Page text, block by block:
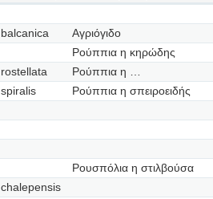
balcanica
Αγριόγιδο
Ρούππια η κηρώδης
rostellata
Ρούππια η …
spiralis
Ρούππια η σπειροειδής
Ρουσπόλια η στιλβούσα
chalepensis